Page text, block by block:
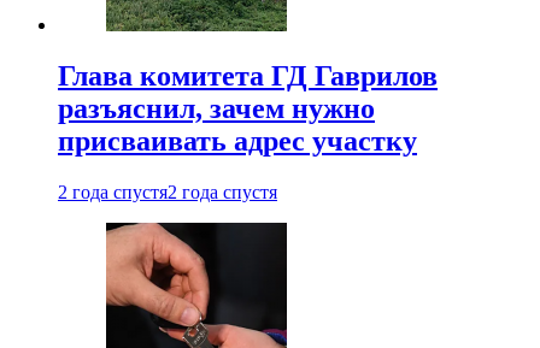
Глава комитета ГД Гаврилов
разъяснил, зачем нужно
присваивать адрес участку
2 года спустя2 года спустя